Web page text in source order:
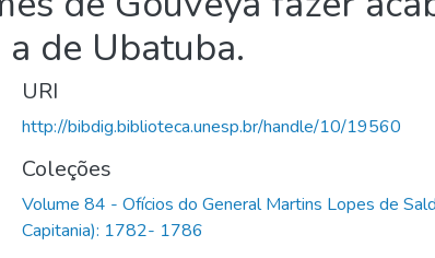
de Ubatuba.
URI
http://bibdig.biblioteca.unesp.br/handle/10/19560
Coleções
Volume 84 - Ofícios do General Martins Lopes de
Capitania): 1782- 1786